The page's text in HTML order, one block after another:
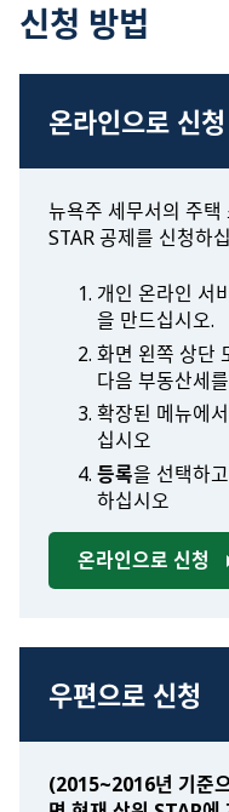
신청 방법
온라인으로 신청
뉴욕주 세무서의 주
STAR 공제를 신청하
개인 온라인 서
을 만드십시오.
화면 왼쪽 상단
다음 부동산세
확장된 메뉴에서
십시오
등록을 선택하
하십시오
온라인으로 신청
우편으로 신청
(2015~2016년 기준